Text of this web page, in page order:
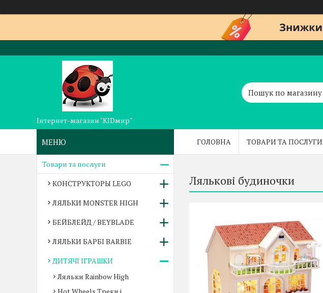
Інтернет-магазин "KIDмир"
ГОЛОВНА ТОВАРИ ТА ПОСЛУГИ
Лялькові будиночки
Товари та послуги
КОНСТРУКТОРЫ LEGO
ЛЯЛЬКИ MONSTER HIGH
БЕЙБЛЕЙД / BEYBLADE
ЛЯЛЬКИ БАРБІ BARBIE
ДИТЯЧІ ІГРАШКИ
Ляльки Rainbow High